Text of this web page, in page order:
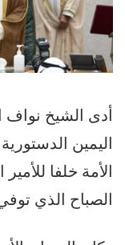
أدى الشيخ نواف
اليمين
الأمة خلفا
الصباح الذي توفي عن